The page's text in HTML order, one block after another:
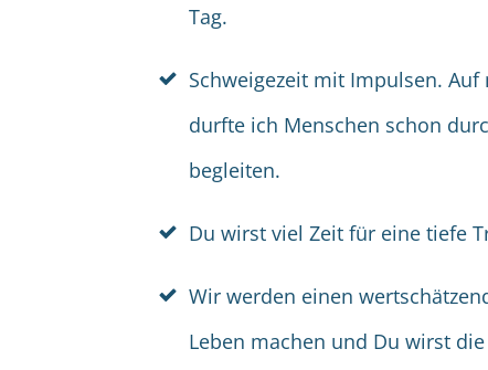
Tag.
Schweigezeit mit Impulsen.
durfte ich Menschen schon
begleiten.
Du wirst viel Zeit für eine tiefe
Wir werden einen
Leben machen und Du wirst